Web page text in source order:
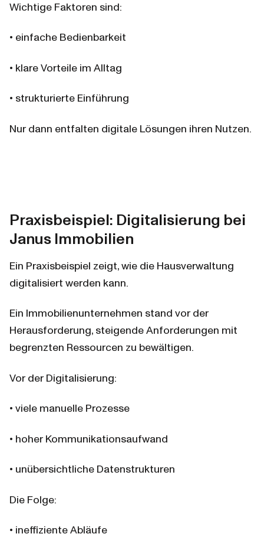
Wichtige Faktoren sind:
• einfache Bedienbarkeit
• klare Vorteile im Alltag
• strukturierte Einführung
Nur dann entfalten digitale Lösungen ihren Nutzen.
Praxisbeispiel: Digitalisierung bei
Janus Immobilien
Ein Praxisbeispiel zeigt, wie die Hausverwaltung
digitalisiert werden kann.
Ein Immobilienunternehmen stand vor der
Herausforderung, steigende Anforderungen mit
begrenzten Ressourcen zu bewältigen.
Vor der Digitalisierung:
• viele manuelle Prozesse
• hoher Kommunikationsaufwand
• unübersichtliche Datenstrukturen
Die Folge:
• ineffiziente Abläufe